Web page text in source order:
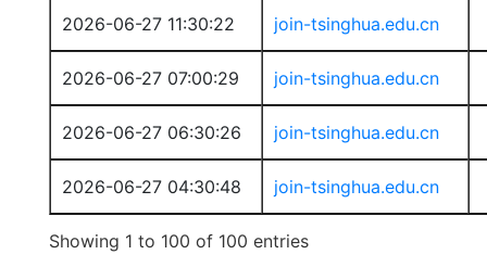
2026-06-27 11:30:22 join-tsinghua.edu.cn
2026-06-27 07:00:29 join-tsinghua.edu.cn
2026-06-27 06:30:26 join-tsinghua.edu.cn
2026-06-27 04:30:48 join-tsinghua.edu.cn
Showing 1 to 100 of 100 entries